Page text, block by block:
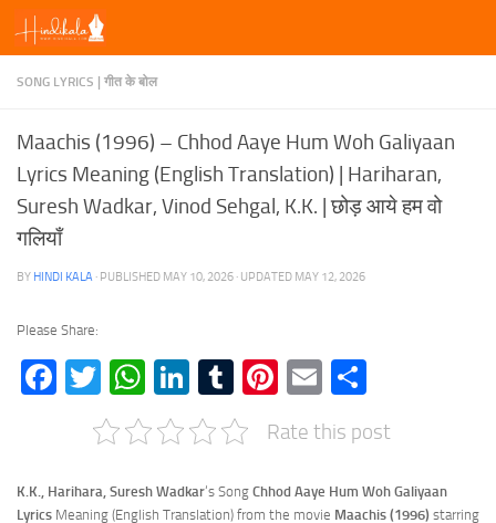
Skip to content
SONG LYRICS | गीत के बोल
Maachis (1996) – Chhod Aaye Hum Woh Galiyaan
Lyrics Meaning (English Translation) | Hariharan,
Suresh Wadkar, Vinod Sehgal, K.K. | छोड़ आये हम वो
गलियाँ
BY HINDI KALA · PUBLISHED MAY 10, 2026 · UPDATED MAY 12, 2026
Please Share:
Facebook
TwitterWhatsApp
LinkedIn
TumblrPinterest
Email
Rate this post
K.K., Harihara, Suresh Wadkar‘s Song Chhod Aaye Hum Woh Galiyaan
Lyrics Meaning (English Translation) from the movie Maachis (1996) starring